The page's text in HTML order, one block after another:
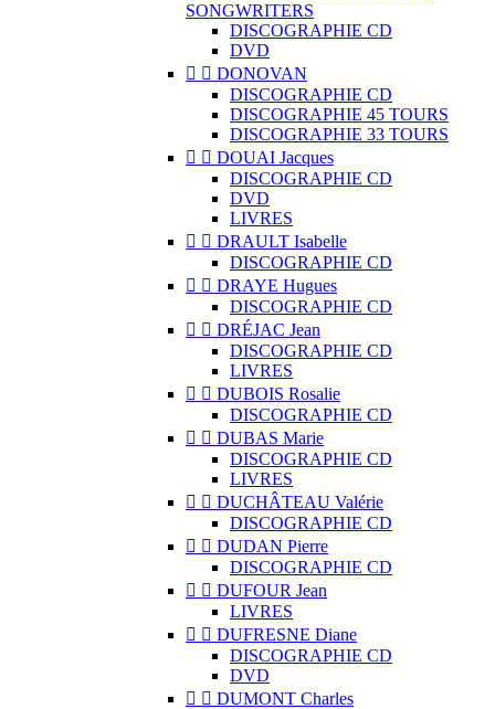
SONGWRITERS
DISCOGRAPHIE CD
DVD
  DONOVAN
DISCOGRAPHIE CD
DISCOGRAPHIE 45 TOURS
DISCOGRAPHIE 33 TOURS
  DOUAI Jacques
DISCOGRAPHIE CD
DVD
LIVRES
  DRAULT Isabelle
DISCOGRAPHIE CD
  DRAYE Hugues
DISCOGRAPHIE CD
  DRÉJAC Jean
DISCOGRAPHIE CD
LIVRES
  DUBOIS Rosalie
DISCOGRAPHIE CD
  DUBAS Marie
DISCOGRAPHIE CD
LIVRES
  DUCHÂTEAU Valérie
DISCOGRAPHIE CD
  DUDAN Pierre
DISCOGRAPHIE CD
  DUFOUR Jean
LIVRES
  DUFRESNE Diane
DISCOGRAPHIE CD
DVD
  DUMONT Charles